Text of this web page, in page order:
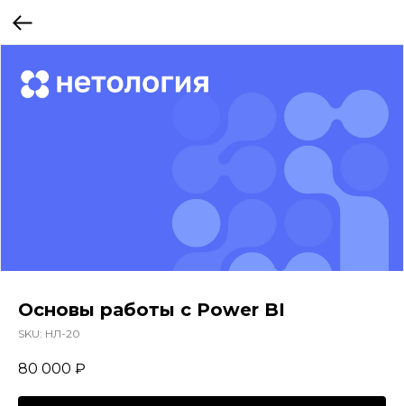
Основы работы с Power BI
SKU: НЛ-20
80 000 ₽